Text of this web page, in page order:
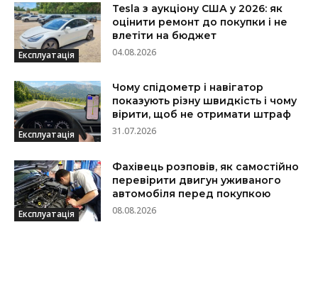
Експлуатація
Tesla з аукціону США у 2026: як
оцінити ремонт до покупки і не
влетіти на бюджет
04.08.2026
Експлуатація
Чому спідометр і навігатор
показують різну швидкість і чому
вірити, щоб не отримати штраф
31.07.2026
Експлуатація
Фахівець розповів, як самостійно
перевірити двигун уживаного
автомобіля перед покупкою
08.08.2026